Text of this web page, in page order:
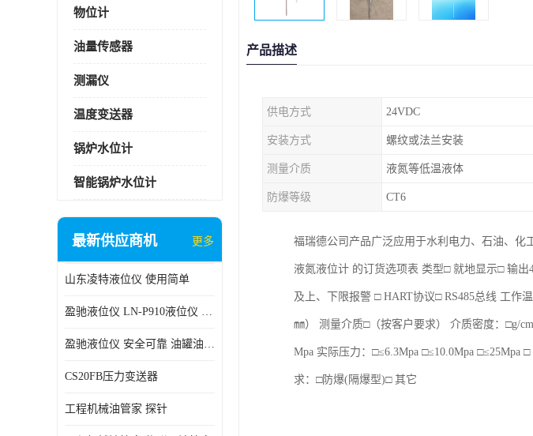
物位计
油量传感器
测漏仪
温度变送器
锅炉水位计
智能锅炉水位计
最新供应商机 更多
山东凌特液位仪 使用简单
盈驰液位仪 LN-P910液位仪 安全可靠
盈驰液位仪 安全可靠 油罐油位检测
CS20FB压力变送器
工程机械油管家 探针
产品描述
供电方式 24VDC
安装方式 螺纹或法兰安装
测量介质 液氮等低温液体
防爆等级 CT6
福瑞德公司产品广泛应用于水利电力、石油、化
液氮液位计 的订货选项表 类型□ 就地显示□ 输
及上、下限报警 □ HART协议□ RS485总线 工
㎜） 测量介质□（按客户要求） 介质密度：□g/
Mpa 实际压力：□≤6.3Mpa □≤10.0Mpa □≤25Mpa
求：□防爆(隔爆型)□ 其它